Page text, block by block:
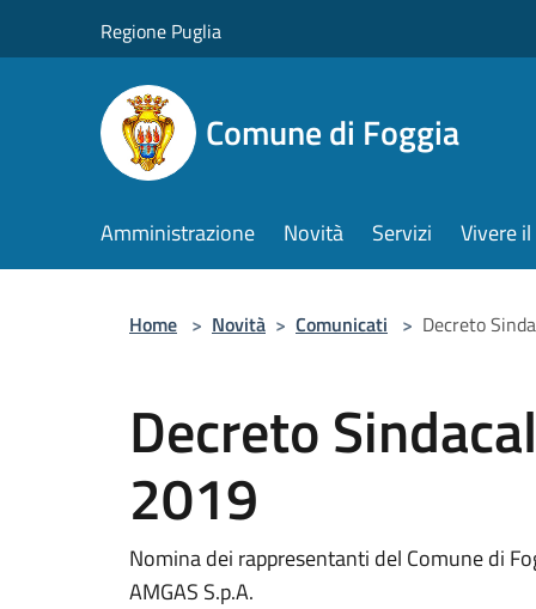
Regione Puglia
Comune di Foggia
Amministrazione Novità Servizi Vivere
Home > Novità > Comunicati > Decreto
Decreto
2019
Nomina dei rappresentanti del Comune di
AMGAS S.p.A.